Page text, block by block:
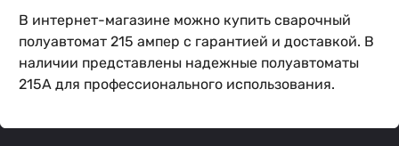
В интернет-магазине можно купить сварочный
полуавтомат 215 ампер с гарантией и доставкой. В
наличии представлены надежные полуавтоматы
215А для профессионального использования.